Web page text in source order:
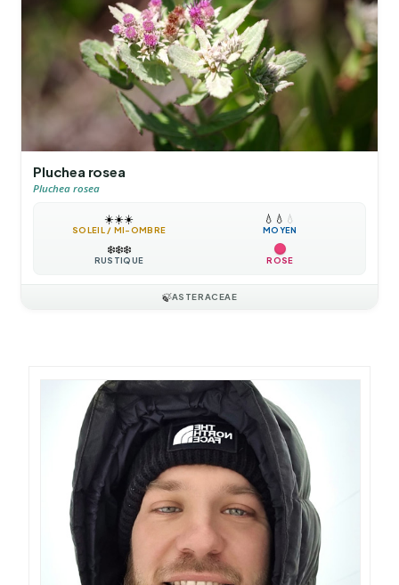
Pluchea rosea
Pluchea rosea
☀️☀️☀️
SOLEIL / MI-OMBRE
💧 💧 💧
MOYEN
❄️❄️❄️
RUSTIQUE ROSE
🍃ASTERACEAE